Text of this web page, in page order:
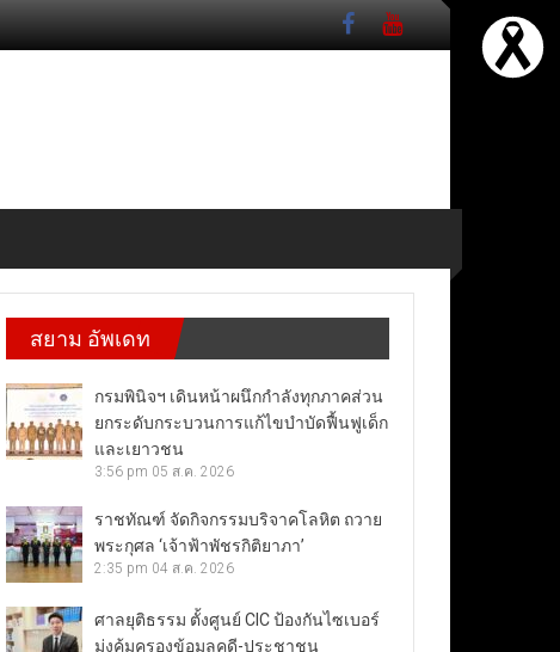
สยาม อัพเดท
กรมพินิจฯ เดินหน้าผนึกกำลังทุกภาคส่วน
ยกระดับกระบวนการแก้ไขบำบัดฟื้นฟูเด็ก
และเยาวชน
3:56 pm 05 ส.ค. 2026
ราชทัณฑ์ จัดกิจกรรมบริจาคโลหิต ถวาย
พระกุศล ‘เจ้าฟ้าพัชรกิติยาภา’
2:35 pm 04 ส.ค. 2026
ศาลยุติธรรม ตั้งศูนย์ CIC ป้องกันไซเบอร์
มุ่งคุ้มครองข้อมูลคดี-ประชาชน